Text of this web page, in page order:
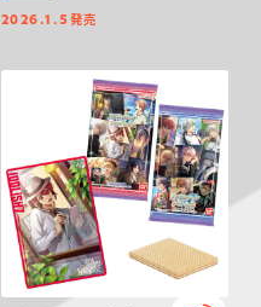
2026.1.5 発売